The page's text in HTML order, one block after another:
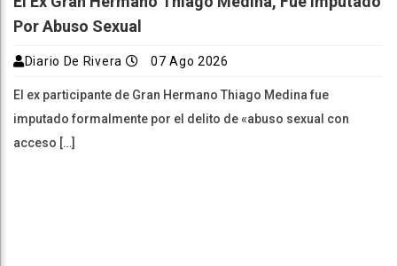
Por Abuso Sexual
Diario De Rivera 07 Ago 2026
El ex participante de Gran Hermano Thiago Medina fue
imputado formalmente por el delito de «abuso sexual con
acceso […]